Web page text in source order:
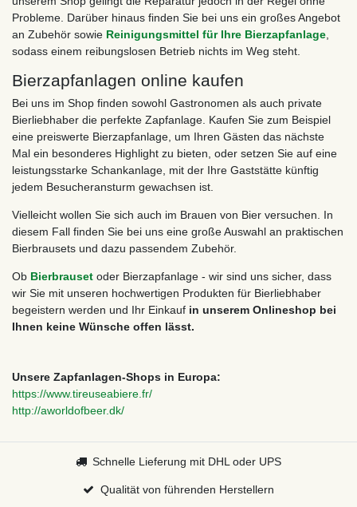
Probleme. Darüber hinaus finden Sie bei uns ein großes Angebot
an Zubehör sowie Reinigungsmittel für Ihre Bierzapfanlage
sodass einem reibungslosen Betrieb nichts im Weg steht.
Bierzapfanlagen online kaufen
Bei uns im Shop finden sowohl Gastronomen als auch private
Bierliebhaber die perfekte Zapfanlage. Kaufen Sie zum Beispiel
eine preiswerte Bierzapfanlage, um Ihren Gästen das nächste
Mal ein besonderes Highlight zu bieten, oder setzen Sie auf eine
leistungsstarke Schankanlage, mit der Ihre Gaststätte künftig
jedem Besucheransturm gewachsen ist.
Vielleicht wollen Sie sich auch im Brauen von Bier versuchen. In
diesem Fall finden Sie bei uns eine große Auswahl an praktischen
Bierbrausets und dazu passendem Zubehör.
Ob Bierbrauset oder Bierzapfanlage - wir sind uns sicher, dass
wir Sie mit unseren hochwertigen Produkten für Bierliebhaber
begeistern werden und Ihr Einkauf in unserem Onlineshop bei
Ihnen keine Wünsche offen lässt.
Unsere Zapfanlagen-Shops in Europa:
https://www.tireuseabiere.fr/
http://aworldofbeer.dk/
Schnelle Lieferung mit DHL oder UPS
Qualität von führenden Herstellern